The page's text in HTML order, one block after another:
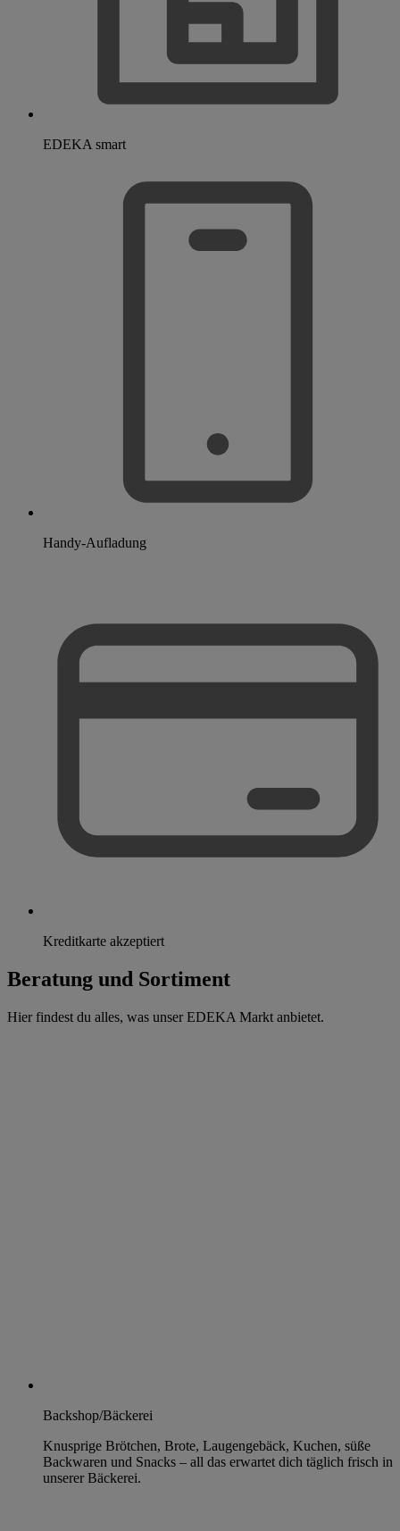
EDEKA smart
Handy-Aufladung
Kreditkarte akzeptiert
Beratung und Sortiment
Hier findest du alles, was unser EDEKA Markt anbietet.
Backshop/Bäckerei
Knusprige Brötchen, Brote, Laugengebäck, Kuchen, süße
Backwaren und Snacks – all das erwartet dich täglich frisch in
unserer Bäckerei.